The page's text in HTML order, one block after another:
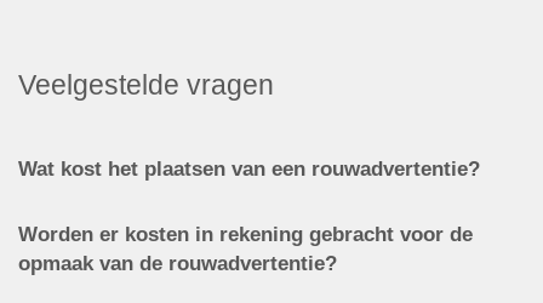
Veelgestelde vragen
Wat kost het plaatsen van een rouwadvertentie?
Worden er kosten in rekening gebracht voor de
opmaak van de rouwadvertentie?